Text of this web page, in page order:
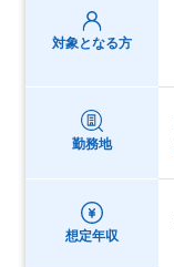
対象となる方
勤務地
想定年収